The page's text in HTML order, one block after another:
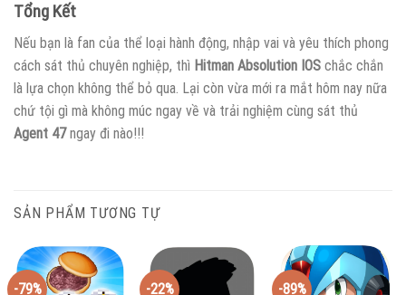
Tổng Kết
Nếu bạn là fan của thể loại hành động, nhập vai và yêu thích phong
cách sát thủ chuyên nghiệp, thì Hitman Absolution IOS chắc chắn
là lựa chọn không thể bỏ qua. Lại còn vừa mới ra mắt hôm nay nữa
chứ tội gì mà không múc ngay về và trải nghiệm cùng sát thủ
Agent 47ngay đi nào!!!
SẢN PHẨM TƯƠNG TỰ
-79% -22% -89%